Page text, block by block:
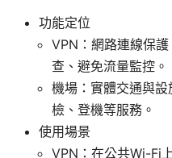
功能定位
VPN：網路連線保
查、避免流量監控。
機場：實體交通與
檢、登機等服務。
使用場景
VPN：在公共Wi-Fi